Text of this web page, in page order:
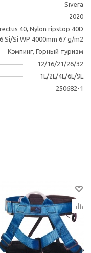
Sivera
2020
40, Nylon ripstop 40D
Si/Si WP 4000mm 67 g/m2
Кэмпинг, Горный туризм
12/16/21/26/32
1L/2L/4L/6L/9L
250682-1